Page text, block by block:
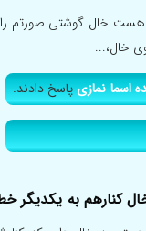
خال گوشتی صورتم را
خال،...
اسما نمازیپاسخ دادند.
کنارهم به یکدیگر